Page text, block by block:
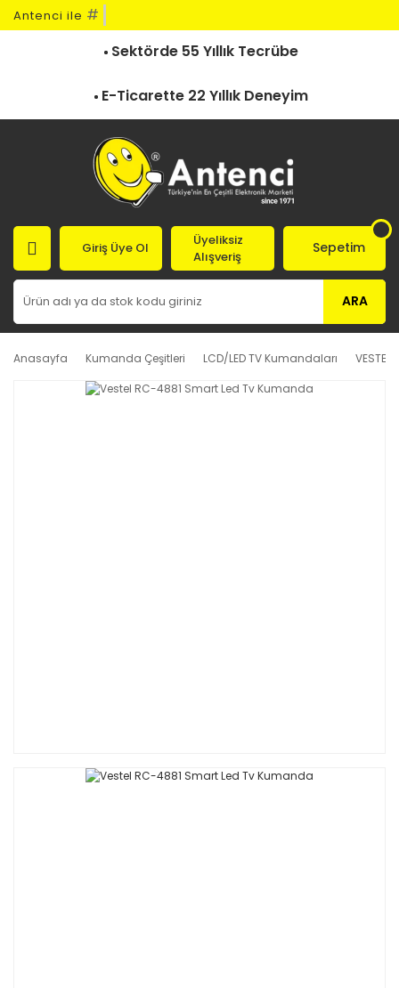
Antenci ile #
Sektörde 55 Yıllık Tecrübe
E-Ticarette 22 Yıllık Deneyim
ARA
Giriş Üye Ol
Üyeliksiz
Alışveriş
Sepetim
Anasayfa Kumanda Çeşitleri LCD/LED TV Kumandaları VESTEL